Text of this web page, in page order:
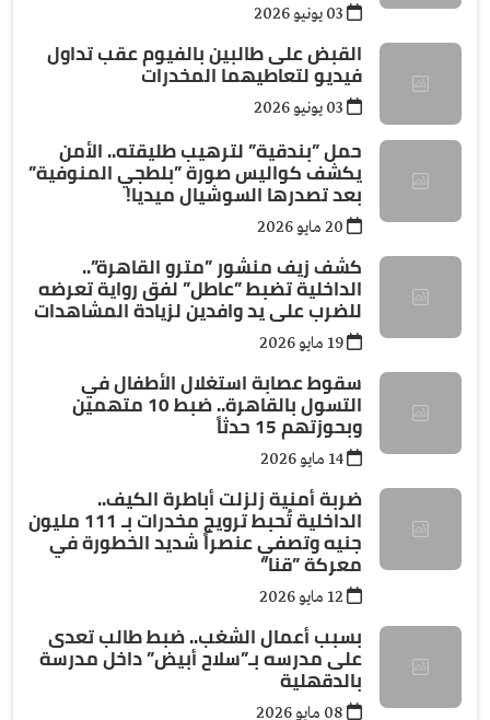
القبض على طالبين بالفيوم عقب تداول
فيديو لتعاطيهما المخدرات
حمل ”بندقية” لترهيب طليقته.. الأمن
يكشف كواليس صورة ”بلطجي المنوفية”
بعد تصدرها السوشيال ميديا!
كشف زيف منشور ”مترو القاهرة”..
الداخلية تضبط ”عاطل” لفق رواية تعرضه
للضرب على يد وافدين لزيادة المشاهدات
سقوط عصابة استغلال الأطفال في
التسول بالقاهرة.. ضبط 10 متهمين
وبحوزتهم 15 حدثاً
ضربة أمنية زلزلت أباطرة الكيف..
الداخلية تُحبط ترويج مخدرات بـ 111 مليون
جنيه وتصفي عنصراً شديد الخطورة في
معركة ”قنا”
بسبب أعمال الشغب.. ضبط طالب تعدى
على مدرسه بـ”سلاح أبيض” داخل مدرسة
بالدقهلية